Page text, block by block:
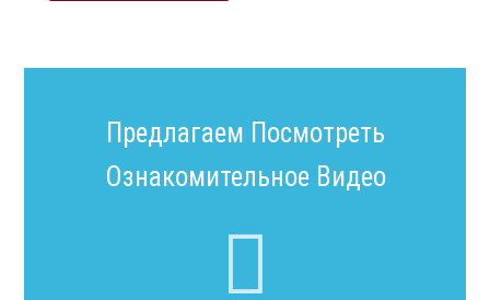
Предлагаем Посмотреть
Ознакомительное Видео